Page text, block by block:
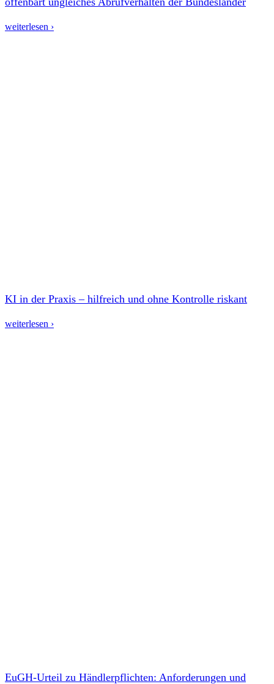
weiterlesen ›
KI in der Praxis – hilfreich und ohne Kontrolle riskant
weiterlesen ›
EuGH-Urteil zu Händlerpflichten: Anforderungen und